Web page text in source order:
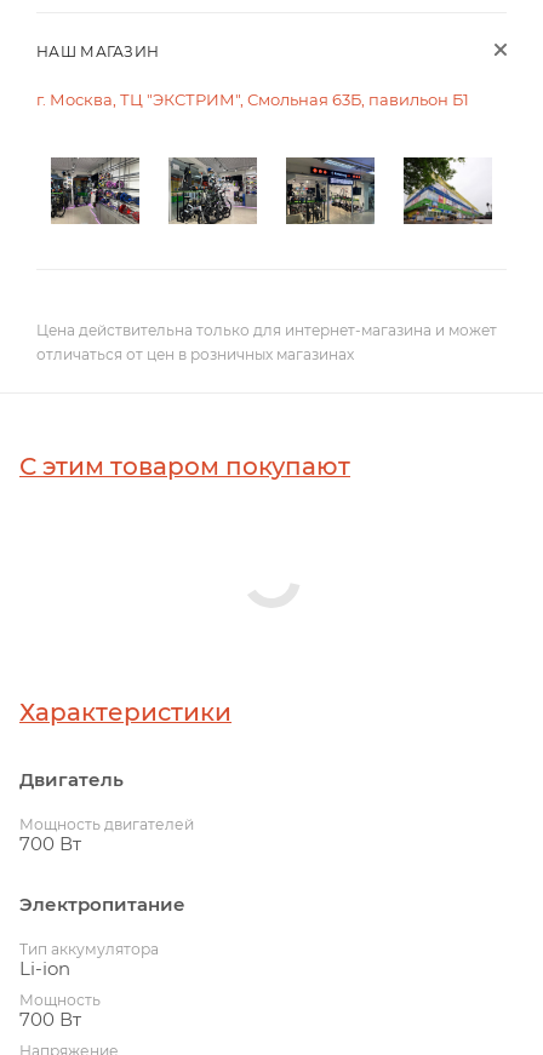
НАШ МАГАЗИН
г. Москва, ТЦ "ЭКСТРИМ", Смольная 63Б, павильон Б1
Цена действительна только для интернет-магазина и может
отличаться от цен в розничных магазинах
С этим товаром покупают
Характеристики
Двигатель
Мощность двигателей
700 Вт
Электропитание
Тип аккумулятора
Li-ion
Мощность
700 Вт
Напряжение